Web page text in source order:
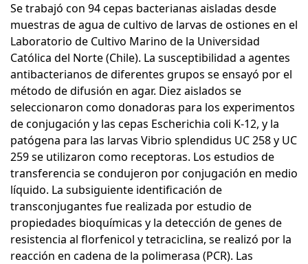
Se trabajó con 94 cepas bacterianas aisladas desde
muestras de agua de cultivo de larvas de ostiones en el
Laboratorio de Cultivo Marino de la Universidad
Católica del Norte (Chile). La susceptibilidad a agentes
antibacterianos de diferentes grupos se ensayó por el
método de difusión en agar. Diez aislados se
seleccionaron como donadoras para los experimentos
de conjugación y las cepas Escherichia coli K-12, y la
patógena para las larvas Vibrio splendidus UC 258 y UC
259 se utilizaron como receptoras. Los estudios de
transferencia se condujeron por conjugación en medio
líquido. La subsiguiente identificación de
transconjugantes fue realizada por estudio de
propiedades bioquímicas y la detección de genes de
resistencia al florfenicol y tetraciclina, se realizó por la
reacción en cadena de la polimerasa (PCR). Las